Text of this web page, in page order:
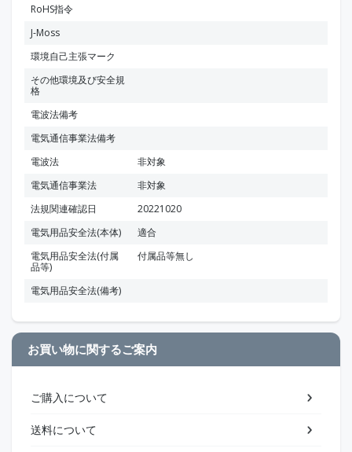
RoHS指令
J-Moss
環境自己主張マーク
その他環境及び安全規
格
電波法備考
電気通信事業法備考
電波法
非対象
電気通信事業法
非対象
法規関連確認日
20221020
電気用品安全法(本体)
適合
電気用品安全法(付属
品等)
付属品等無し
電気用品安全法(備考)
お買い物に関するご案内
ご購入について
送料について